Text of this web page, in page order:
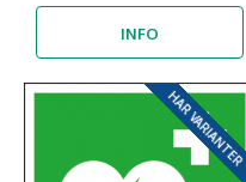
INFO
HAR VARIANTER